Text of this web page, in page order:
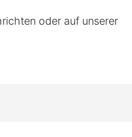
oder auf unserer